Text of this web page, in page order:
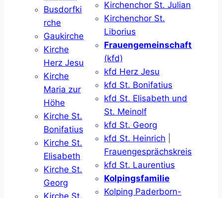
Busdorfki
rche
Gaukirche
Kirche
Herz Jesu
Kirche
Maria zur
Höhe
Kirche St.
Bonifatius
Kirche St.
Elisabeth
Kirche St.
Georg
Kirche St.
Kirchenchor St. Julian
Kirchenchor St.
Liborius
Frauengemeinschaft
(kfd)
kfd Herz Jesu
kfd St. Bonifatius
kfd St. Elisabeth und
St. Meinolf
kfd St. Georg
kfd St. Heinrich
Frauengesprächskreis
kfd St. Laurentius
Kolpingsfamilie
Kolping Paderborn-